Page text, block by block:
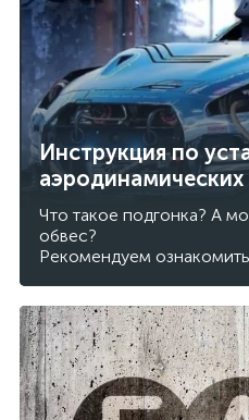
Инструкция по
аэродинамических
Что такое подгонка? А
обвес?
Рекомендуем